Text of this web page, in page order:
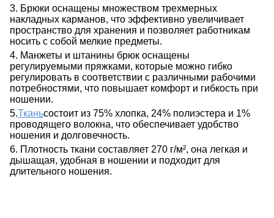
3. Брюки оснащены множеством трехмерных
накладных карманов, что эффективно увеличивает
пространство для хранения и позволяет работникам
носить с собой мелкие предметы.
4. Манжеты и штанины брюк оснащены
регулируемыми пряжками, которые можно гибко
регулировать в соответствии с различными рабочими
потребностями, что повышает комфорт и гибкость при
ношении.
5.Тканьсостоит из 75% хлопка, 24% полиэстера и 1%
проводящего волокна, что обеспечивает удобство
ношения и долговечность.
6. Плотность ткани составляет 270 г/м², она легкая и
дышащая, удобная в ношении и подходит для
длительного ношения.